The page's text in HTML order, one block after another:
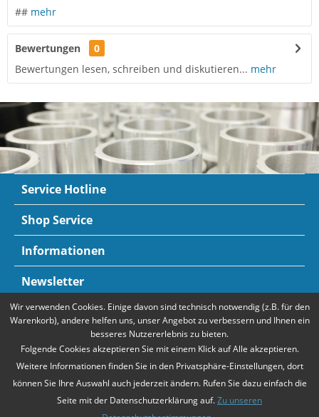
## mehr
Bewertungen
0
Bewertungen lesen, schreiben und diskutieren... mehr
Service Hotline
Shop Service
Informationen
Newsletter
Zahlungsarten Mehr Informationen
Wir verwenden Cookies. Einige davon sind technisch notwendig (z.B. für den
Warenkorb), andere helfen uns, unser Angebot zu verbessern und Ihnen ein
besseres Nutzererlebnis zu bieten.
Folgende Cookies akzeptieren Sie mit einem Klick auf Alle akzeptieren.
Weitere Informationen finden Sie in den Privatsphäre-Einstellungen, dort
können Sie Ihre Auswahl auch jederzeit ändern. Rufen Sie dazu einfach die
Seite mit der Datenschutzerklärung auf.Zu unseren